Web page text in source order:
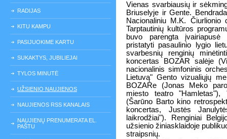
RADIJAS
KITU KAMPU
PASIJUOKIME KARTU
SUKAKTYS, JUBILIEJAI
TYLOS MINUTĖ
UŽSIENIO NAUJIENOS
NAUJIENOS RSS KANALAIS
NAUJIENŲ PRENUMERATA EL.
PAŠTU
Vienas svarbiausių ir
Briuselyje ir Gente.
Nacionaliniu M.K. Čiurlionio
Tarptautinių kultūros
buvo parengta įvairiapusė
pristatyti pasaulinio lygio
svarbesnių renginių
koncertas BOZAR salėje
nacionalinis simfoninis
Lietuvą" Gento vizualiųjų
BOZARe (Jonas Meko
miesto teatro "Hamletas"),
(Šarūno Barto kino
koncertas, Justės
laikrodžiai"). Renginiai
užsienio žiniasklaidoje
straipsnių.